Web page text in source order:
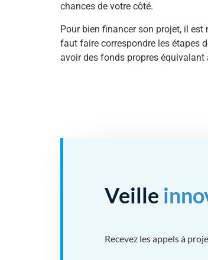
chances de votre côté.
Pour bien financer son projet, il est
faut faire correspondre les étapes
avoir des fonds propres
Veille
Recevez les appels à